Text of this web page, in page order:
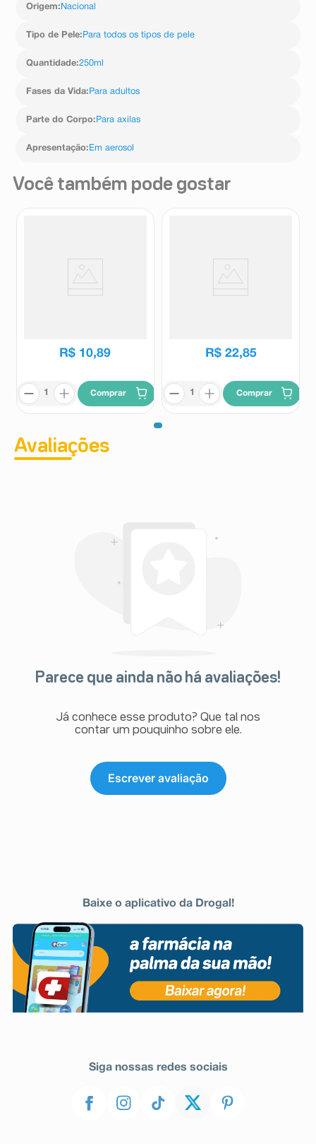
animais em nenhum lugar do mundo. Além disso, nosso
renovável, nossa lata é feita de metal reciclável e o
comparado à versão de 150ml
linalool
Origem: Nacional
Tipo de Pele: Para todos os tipos de pele
Quantidade:250ml
Fases da Vida: Para adultos
Parte do Corpo: Para axilas
Apresentação: Em aerosol
Você também pode gostar
R$ 10,89
Comprar
R$ 22,85
Comprar
Avaliações
Parece que ainda não há avaliações!
Já conhece esse produto? Que tal nos
contar um pouquinho sobre ele.
Escrever avaliação
Baixe o aplicativo da Drogal!
Siga nossas redes sociais